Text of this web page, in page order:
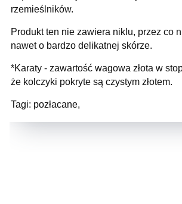
rzemieślników.
Produkt ten nie zawiera niklu, przez co
nawet o bardzo delikatnej skórze.
*Karaty - zawartość wagowa złota w
że kolczyki pokryte są czystym złotem.
Tagi: pozłacane,